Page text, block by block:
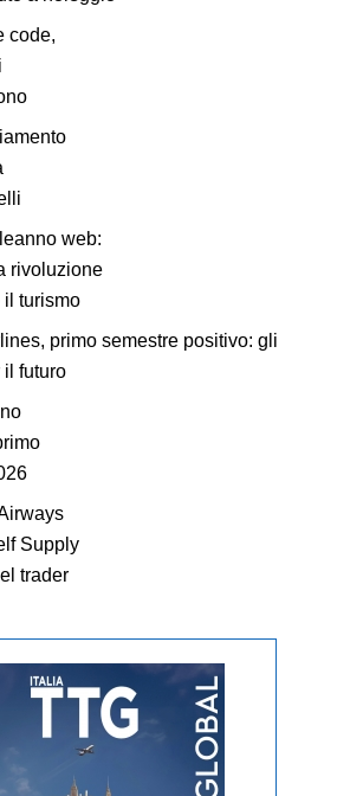
code,
web:
rivoluzione
turismo
primo semestre positivo: gli
futuro
Supply
trader